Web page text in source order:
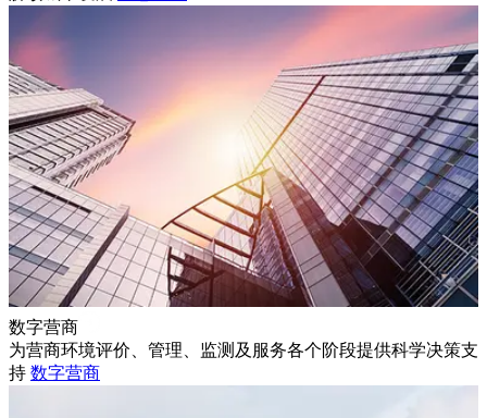
数字营商
为营商环境评价、管理、监测及服务各个阶段提供科学决策支
持 数字营商